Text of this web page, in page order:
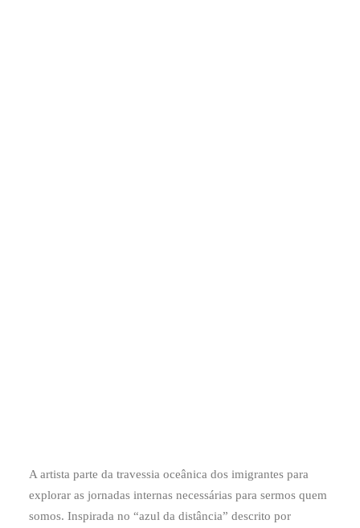
A artista parte da travessia oceânica dos imigrantes para
explorar as jornadas internas necessárias para sermos quem
somos. Inspirada no “azul da distância” descrito por